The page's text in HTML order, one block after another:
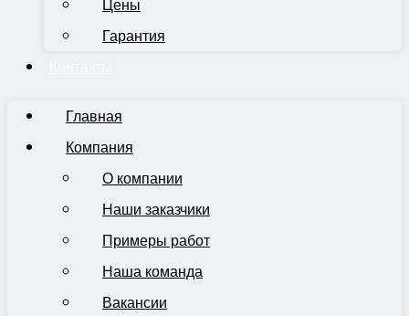
Цены
Гарантия
Главная
Компания
О компании
Наши заказчики
Примеры работ
Наша команда
Вакансии